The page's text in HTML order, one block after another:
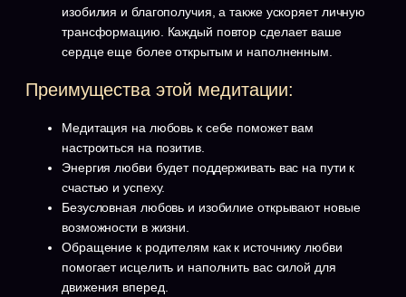
изобилия и благополучия, а также ускоряет личную
трансформацию. Каждый повтор сделает ваше
сердце еще более открытым и наполненным.
Преимущества этой медитации:
Медитация на любовь к себе поможет вам
настроиться на позитив.
Энергия любви будет поддерживать вас на пути к
счастью и успеху.
Безусловная любовь и изобилие открывают новые
возможности в жизни.
Обращение к родителям как к источнику любви
помогает исцелить и наполнить вас силой для
движения вперед.